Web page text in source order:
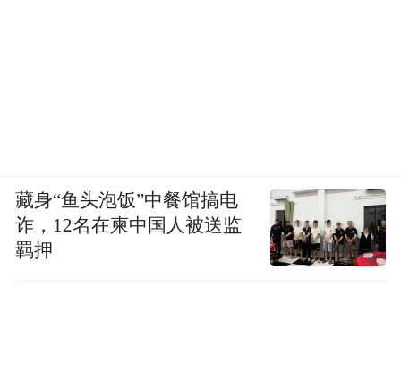
藏身“鱼头泡饭”中餐馆搞电
诈，12名在柬中国人被送监
羁押